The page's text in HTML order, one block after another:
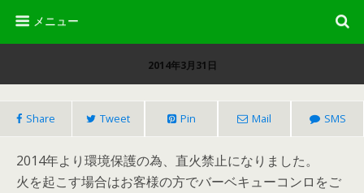
2014年3月31日
Share Tweet Pin Mail SMS
2014年より環境保護の為、直火禁止になりました。
火を起こす場合はお客様の方でバーベキューコンロをご